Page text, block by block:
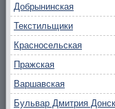
Добрынинская
Текстильщики
Красносельская
Пражская
Варшавская
Бульвар Дмитрия